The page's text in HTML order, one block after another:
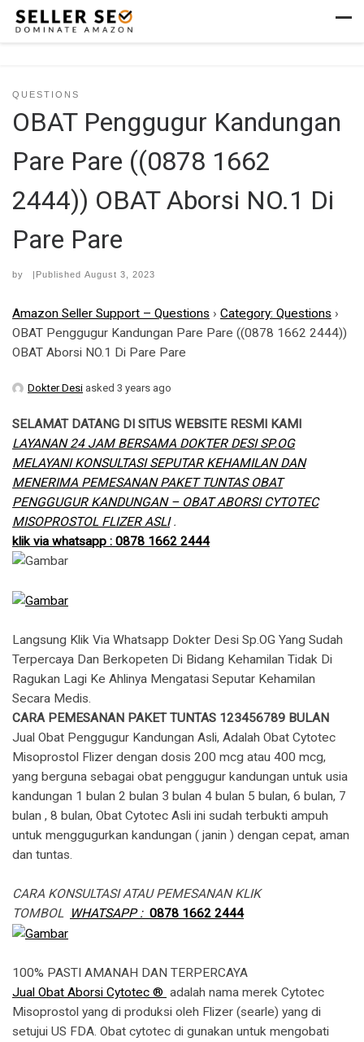
Skip to content
QUESTIONS
OBAT Penggugur Kandungan
Pare Pare ((0878 1662
2444)) OBAT Aborsi NO.1 Di
Pare Pare
by |Published August 3, 2023
Amazon Seller Support – Questions › Category: Questions ›
OBAT Penggugur Kandungan Pare Pare ((0878 1662 2444))
OBAT Aborsi NO.1 Di Pare Pare
Dokter Desi asked 3 years ago
SELAMAT DATANG DI SITUS WEBSITE RESMI KAMI
LAYANAN 24 JAM BERSAMA DOKTER DESI SP.OG
MELAYANI KONSULTASI SEPUTAR KEHAMILAN DAN
MENERIMA PEMESANAN PAKET TUNTAS OBAT
PENGGUGUR KANDUNGAN – OBAT ABORSI CYTOTEC
MISOPROSTOL FLIZER ASLI.
klik via whatsapp : 0878 1662 2444
Langsung Klik Via Whatsapp Dokter Desi Sp.OG Yang Sudah
Terpercaya Dan Berkopeten Di Bidang Kehamilan Tidak Di
Ragukan Lagi Ke Ahlinya Mengatasi Seputar Kehamilan
Secara Medis.
CARA PEMESANAN PAKET TUNTAS 123456789 BULAN
Jual Obat Penggugur Kandungan Asli, Adalah Obat Cytotec
Misoprostol Flizer dengan dosis 200 mcg atau 400 mcg,
yang berguna sebagai obat penggugur kandungan untuk usia
kandungan 1 bulan 2 bulan 3 bulan 4 bulan 5 bulan, 6 bulan, 7
bulan , 8 bulan, Obat Cytotec Asli ini sudah terbukti ampuh
untuk menggugurkan kandungan ( janin ) dengan cepat, aman
dan tuntas.
CARA KONSULTASI ATAU PEMESANAN KLIK
TOMBOL
WHATSAPP : 0878 1662 2444
100% PASTI AMANAH DAN TERPERCAYA
Jual Obat Aborsi Cytotec ® adalah nama merek Cytotec
Misoprostol yang di produksi oleh Flizer (searle) yang di
setujui US FDA. Obat cytotec di gunakan untuk mengobati